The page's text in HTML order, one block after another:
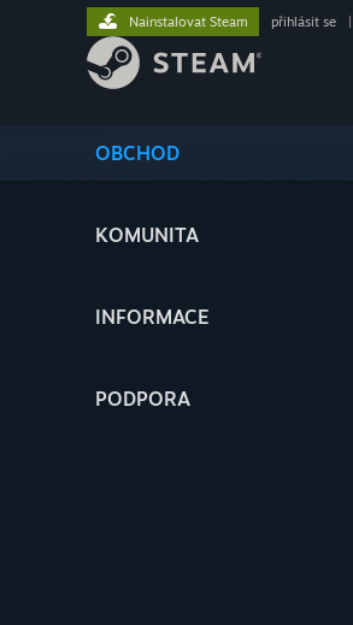
OBCHOD
KOMUNITA
INFORMACE
PODPORA
Nainstalovat Steam přihlásit se